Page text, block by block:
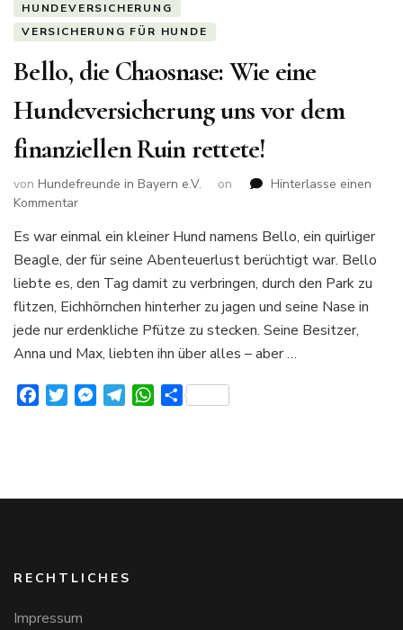
HUNDEVERSICHERUNG
VERSICHERUNG FÜR HUNDE
Bello, die Chaosnase: Wie eine
Hundeversicherung uns vor dem
finanziellen Ruin rettete!
von Hundefreunde in Bayern e.V. on
Hinterlasse einen
Kommentarzu
die
Chaosnase:
Wie
Hundeversicherung
uns
vor
finanziellen
Ruin
Es war einmal ein kleiner Hund namens Bello, ein quirliger
Beagle, der für seine Abenteuerlust berüchtigt war. Bello
liebte es, den Tag damit zu verbringen, durch den Park zu
flitzen, Eichhörnchen hinterher zu jagen und seine Nase in
jede nur erdenkliche Pfütze zu stecken. Seine Besitzer,
Anna und Max, liebten ihn über alles – aber …
FacebookTwitterMessenger
TelegramWhatsApp
Teilen
RECHTLICHES
Impressum